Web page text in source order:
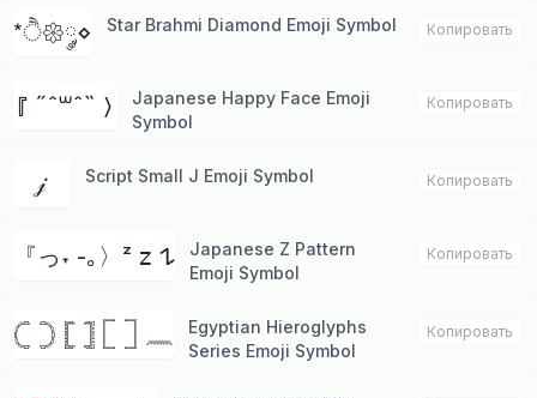
*ੈ𑁍༘⋄ Star Brahmi Diamond Emoji Symbol Копировать
『 ˶ˆ꒳ˆ˵ 〉
Japanese Happy Face Emoji
Symbol
Копировать
𝒿 Script Small J Emoji Symbol Копировать
『っ˕ -｡〉ᶻ 𝗓 𐰁
Japanese Z Pattern
Emoji Symbol
Копировать
𓊆 𓊇 𓊈 𓊉 𓉘 𓉝 𓈖
Egyptian Hieroglyphs
Series Emoji Symbol
Копировать